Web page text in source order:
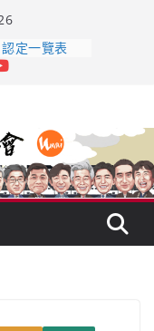
山形純米大
き上手
殺入股票
密碼